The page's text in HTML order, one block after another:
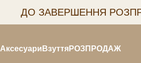
ДО ЗАВЕРШЕННЯ
Аксесуари ВзуттяРОЗПРОДАЖ